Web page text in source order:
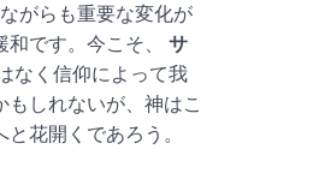
がらも重要な変化が
です。今こそ、 サ
なく信仰によって我
しれないが、神はこ
花開くであろう。